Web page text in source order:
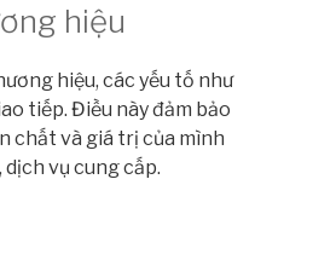
hiệu
hiệu, các yếu tố như
tiếp. Điều này đảm bảo
chất và giá trị của mình
vụ cung cấp.